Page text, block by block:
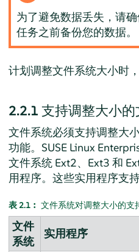
为了避免数据丢失，请
任务之前备份您的数据。
计划调整文件系统大小时
2.2.1 支持调整大小
文件系统必须支持调整大
功能。 SUSE Linux
文件系统 Ext2、Ext3 和
用程序。这些实用程序支
表 2.1︰ 文件系统对调整大小的支
文件
系统
实用程序